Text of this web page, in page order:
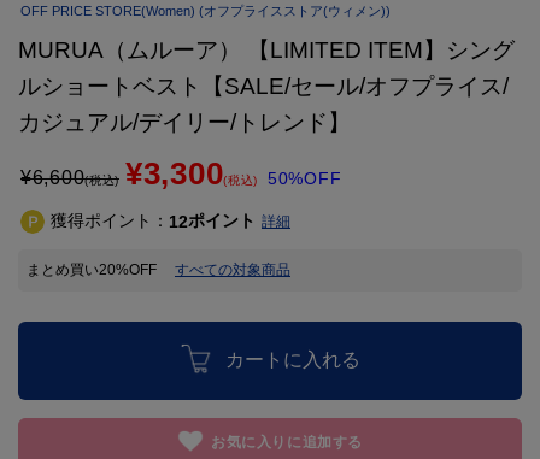
OFF PRICE STORE(Women) (オフプライスストア(ウィメン))
MURUA（ムルーア） 【LIMITED ITEM】シング
ルショートベスト【SALE/セール/オフプライス/
カジュアル/デイリー/トレンド】
¥6,600(税込) ¥3,300(税込) 50%OFF
獲得ポイント： 12ポイント 詳細
まとめ買い20%OFF すべての対象商品
カートに入れる
お気に入りに追加する